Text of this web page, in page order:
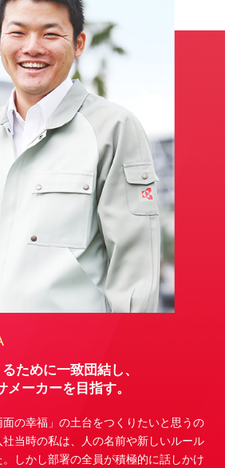
ために一致団結し、
ーカーを目指す。
の幸福」の土台をつくりたいと思うの
当時の私は、人の名前や新しいルール
しかし部署の全員が積極的に話しかけ